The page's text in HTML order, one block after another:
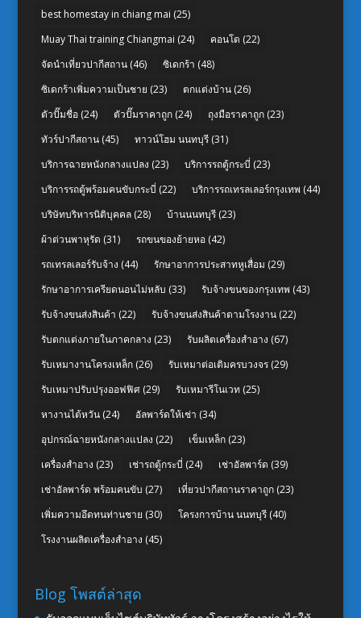
best homestay in chiang mai (25)
Muay Thai training Chiangmai (24) คอนโด (22)
จัดนำเที่ยวปากีสถาน(46) ซิเดกร้า (48)
ซิเดกร้าเพิ่มความเป็นชาย (23) ตกแต่งบ้าน(26)
ตัวปั๊มชื่อ(24) ตัวปั๊มราคาถูก(24) ถุงมือราคาถูก(23)
ทัวร์ปากีสถาน(45) ทาวน์โฮม นนทบุรี(31)
บริการฉายหนังกลางแปลง (23) บริการรถตู้กระบี่ (23)
บริการรถตู้พร้อมคนขับกระบี่ (22) บริการรถเทรลเลอร์กรุงเทพ (44)
บริษัทบริหารนิติบุคคล(28) บ้านนนทบุรี(23)
ผ้าต่วนพาหุรัด (31) รถขนของย้ายหอ(42)
รถเทรลเลอร์รับจ้าง (44) รักษาอาการประสาทหูเสื่อม (29)
รักษาอาการเครียดนอนไม่หลับ (33) รับจ้างขนของกรุงเทพ (43)
รับจ้างขนส่งสินค้า (22) รับจ้างขนส่งสินค้าตามโรงงาน(22)
รับตกแต่งภายในภาคกลาง (23) รับผลิตเครื่องสำอาง (67)
รับเหมางานโครงเหล็ก(26) รับเหมาต่อเติมครบวงจร(29)
รับเหมาปรับปรุงออฟฟิศ(29) รับเหมารีโนเวท (25)
หางานไต้หวัน(24) อัลพาร์ดให้เช่า (34)
อุปกรณ์ฉายหนังกลางแปลง (22) เข็มเหล็ก(23)
เครื่องสำอาง (23) เช่ารถตู้กระบี่ (24) เช่าอัลพาร์ด (39)
เช่าอัลพาร์ด พร้อมคนขับ (27) เที่ยวปากีสถานราคาถูก(23)
เพิ่มความอึดทนท่านชาย (30) โครงการบ้าน นนทบุรี(40)
โรงงานผลิตเครื่องสำอาง (45)
Blog โพสต์ล่าสุด